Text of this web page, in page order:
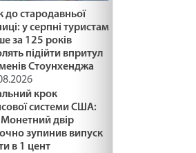
файно
/1488/ Майтеся
/1488/ Майтеся
до стародавньої
у серпні туристам
за 125 років
підійти впритул
Стоунхенджа
крок
системи США:
двір
зупинив випуск
в 1 цент